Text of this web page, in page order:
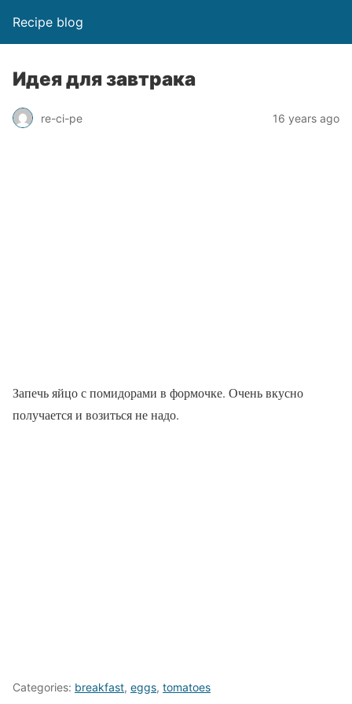
Recipe blog
Идея для завтрака
re-ci-pe 16 years ago
Запечь яйцо с помидорами в формочке. Очень вкусно
получается и возиться не надо.
Categories: breakfast, eggs, tomatoes